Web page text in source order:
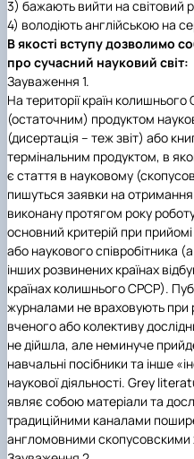
3) бажають вийти на світовий
4) володіють англійською на
В якості вступу дозволимо
про сучасний науковий світ:
Зауваження 1.
На території країн
(остаточним) продуктом
(дисертація – теж звіт) або
термінальним продуктом, в
є стаття в науковому
пишуться заявки на
виконану протягом року
основний критерій при
або наукового співробітника
інших розвинених країнах
країнах колишнього СРСР).
журналами не враховують при
вченого або колективу
не дійшла, але неминуче
навчальні посібники та інше
наукової діяльності. Grey
являє собою матеріали та
традиційними каналами
англомовними